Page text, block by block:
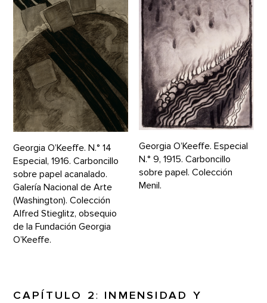
Georgia O’Keeffe. N.° 14
Especial, 1916. Carboncillo
sobre papel acanalado.
Galería Nacional de Arte
(Washington). Colección
Alfred Stieglitz, obsequio
de la Fundación Georgia
O’Keeffe.
Georgia O’Keeffe. Especial
N.° 9, 1915. Carboncillo
sobre papel. Colección
Menil.
CAPÍTULO 2: INMENSIDAD Y